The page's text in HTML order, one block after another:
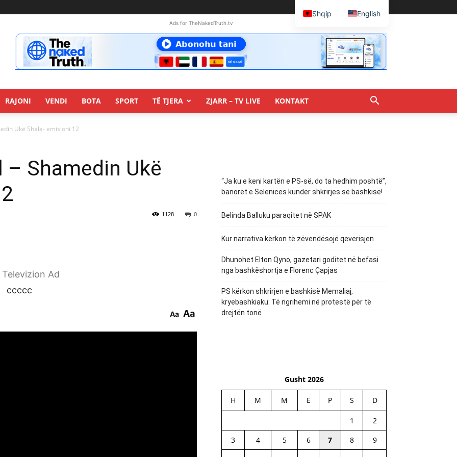
Ads for TheNakedTruth.tv
RAJONI VENDI BOTA SPORT TË TJERA ZJARR – TV LIVE KONTAKT
Ukë Shala- emisioni 12
Shamedin Ukë
0
1128
Ad
ccccc
Aa Aa
“Ja ku e keni kartën e PS-së, do ta hedhim poshtë”,
banorët e Selenicës kundër shkrirjes së bashkisë!
Belinda Balluku paraqitet në SPAK
Kur narrativa kërkon të zëvendësojë qeverisjen
Dhunohet Elton Qyno, gazetari goditet në befasi
nga bashkëshortja e Florenc Çapjas
PS kërkon shkrirjen e bashkisë Memaliaj,
kryebashkiaku: Të ngrihemi në protestë për të
drejtën tonë
Gusht 2026
H M M E P S D
1
2
3
4 5 6 7 8
9
Shqip English